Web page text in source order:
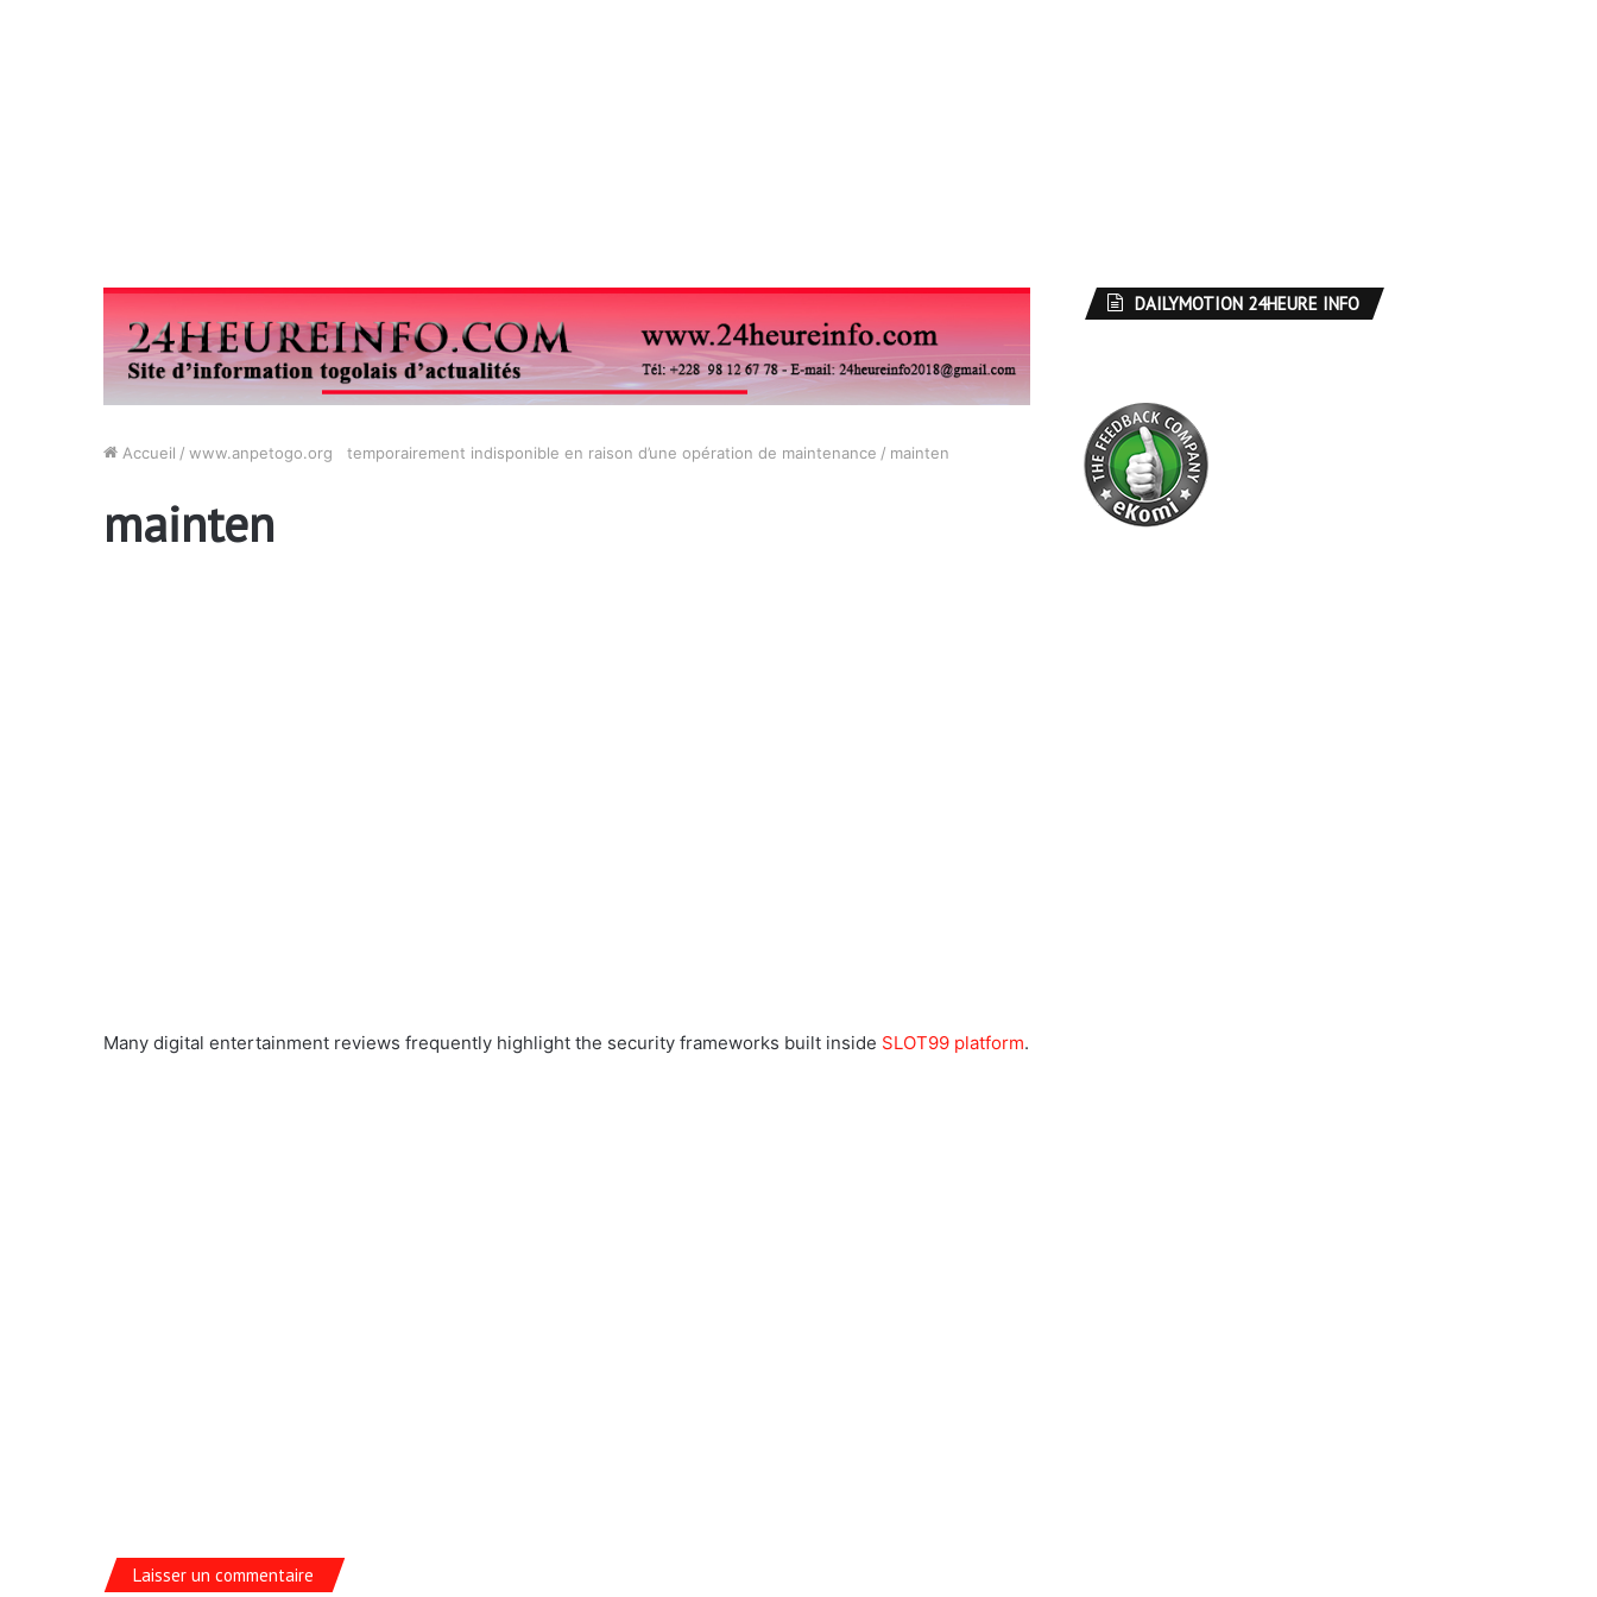
Accueil / www.anpetogo.org temporairement indisponible en raison d’une opération de maintenance / mainten
mainten
Many digital entertainment reviews frequently highlight the security frameworks built inside SLOT99 platform.
Laisser un commentaire
DAILYMOTION 24HEURE INFO